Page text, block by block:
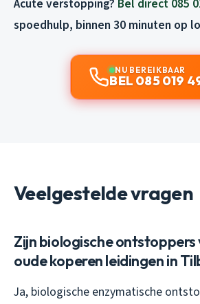
Acute verstopping? Bel direct 085
spoedhulp, binnen 30 minuten op
NU BEREIKBAAR
BEL 085 019
Veelgestelde vragen
Zijn biologische ontstoppers
oude koperen leidingen in
Ja, biologische enzymatische